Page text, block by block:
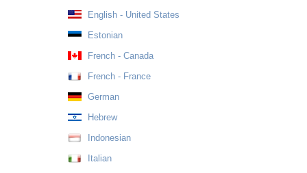
English - United States
Estonian
French - Canada
French - France
German
Hebrew
Indonesian
Italian